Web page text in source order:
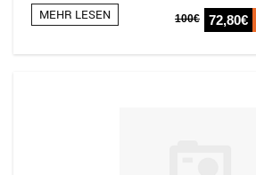
MEHR LESEN 100€ 72,80€